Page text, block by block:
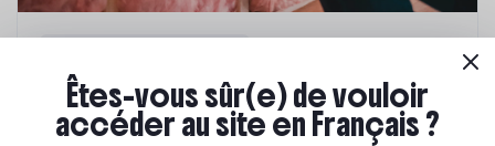
Top 8 des formations en rénovation
énergétique des bâtiments
Êtes-vous sûr(e) de vouloir
accéder au site en Français ?